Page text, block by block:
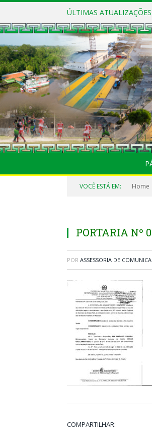
ÚLTIMAS ATUALIZAÇÕES:
VOCÊ ESTÁ EM: Home
PORTARIA Nº
POR ASSESSORIA DE
COMPARTILHAR: